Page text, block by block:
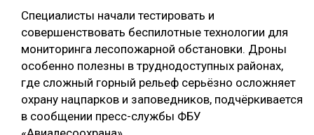
КОМПЛЕКСНАЯ ПЕРЕРАБОТКА
ЛЕСОПИЛЕНИЕ
ДЕРЕВЯННОЕ ДОМОСТРОЕНИЕ
БЕЗОПАСНОЕ ПРОИЗВОДСТВО
СОРТИРОВКА ДРЕВЕСИНЫ
Специалисты начали тестировать и
совершенствовать беспилотные технологии для
мониторинга лесопожарной обстановки. Дроны
особенно полезны в труднодоступных районах,
где сложный горный рельеф серьёзно осложняет
охрану нацпарков и заповедников, подчёркивается
в сообщении пресс-службы ФБУ